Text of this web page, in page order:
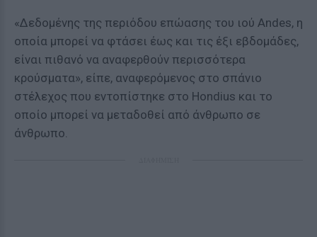
«Δεδομένης της περιόδου επώασης του ιού Andes, η
οποία μπορεί να φτάσει έως και τις έξι εβδομάδες,
είναι πιθανό να αναφερθούν περισσότερα
κρούσματα», είπε, αναφερόμενος στο σπάνιο
στέλεχος που εντοπίστηκε στο Hondius και το
οποίο μπορεί να μεταδοθεί από άνθρωπο σε
άνθρωπο.